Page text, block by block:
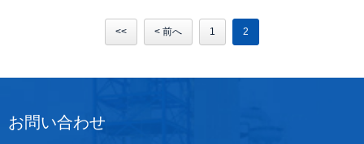
<< < 前へ 1 2
お問い合わせ